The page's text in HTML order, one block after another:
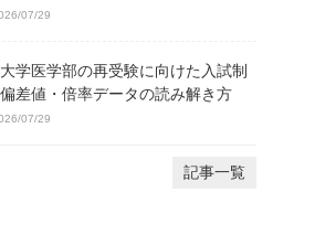
07/29
学医学部の再受験に向けた入試制
差値・倍率データの読み解き方
07/29
記事一覧